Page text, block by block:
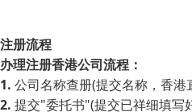
注册流程
办理注册香港公司流程：
1. 公司名称查册(提交名称，香港
2. 提交"委托书"(提交已祥细填写